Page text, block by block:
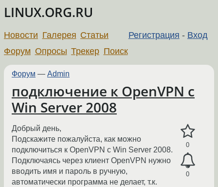
LINUX.ORG.RU
Регистрация - Вход
Новости Галерея Статьи
Форум Опросы Трекер Поиск
Форум — Admin
подключение к OpenVPN с
Win Server 2008
0
0
Добрый день,
Подскажите пожалуйста, как можно
подключиться к OpenVPN с Win Server 2008.
Подключаясь через клиент OpenVPN нужно
вводить имя и пароль в ручную,
автоматически программа не делает, т.к.